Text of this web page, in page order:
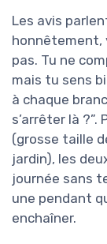
Les avis
honnêtement,
pas. Tu ne
mais tu sens
à chaque
s’arrêter là
(grosse taille
jardin), les
journée sans
une pendant
enchaîner.